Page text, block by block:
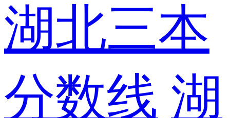
湖北三本
分数线 湖